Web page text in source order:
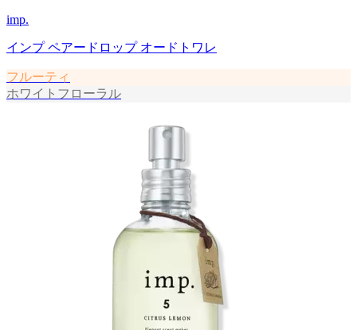
imp.
インプ ペアードロップ オードトワレ
フルーティ
ホワイトフローラル